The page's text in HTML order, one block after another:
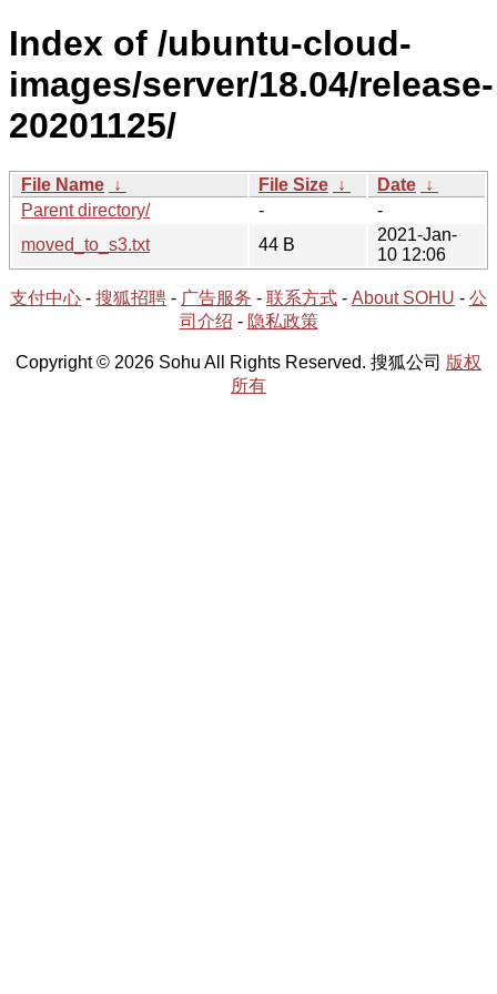
Index of /ubuntu-cloud-
images/server/18.04/release-
20201125/
File Name ↓ File Size ↓ Date ↓
Parent directory/
-
-
moved_to_s3.txt
44 B
2021-Jan-
10 12:06
支付中心 - 搜狐招聘 - 广告服务 - 联系方式 - About SOHU - 公
司介绍 - 隐私政策
Copyright © 2026 Sohu All Rights Reserved. 搜狐公司 版权
所有